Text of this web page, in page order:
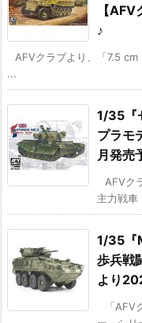
【
♪
AFVクラブより、「7.5
...
1/35『
プラモ
月発売
AFVク
主力戦
1/35『
歩兵戦
より
「